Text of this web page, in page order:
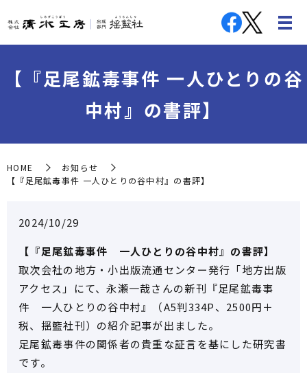
【『足尾鉱毒事件 一人ひとりの谷
中村』の書評】
HOME
お知らせ
【『足尾鉱毒事件 一人ひとりの谷中村』の書評】
2024/10/29
【『足尾鉱毒事件 一人ひとりの谷中村』の書評】
取次会社の地方・小出版流通センター発行「地方出版
アクセス」にて、永瀬一哉さんの新刊『足尾鉱毒事
件 一人ひとりの谷中村』（A5判334P、2500円＋
税、揺籃社刊）の紹介記事が出ました。
足尾鉱毒事件の関係者の貴重な証言を基にした研究書
です。